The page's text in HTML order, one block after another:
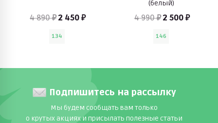
4 890 ₽ 2 450 ₽
134
(белый)
4 990 ₽ 2 500 ₽
146
Подпишитесь на рассылку
Мы будем сообщать вам только
о крутых акциях и присылать полезные статьи